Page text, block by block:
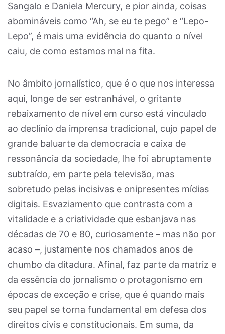
Sangalo e Daniela Mercury, e pior ainda, coisas
abomináveis como “Ah, se eu te pego” e “Lepo-
Lepo”, é mais uma evidência do quanto o nível
caiu, de como estamos mal na fita.
No âmbito jornalístico, que é o que nos interessa
aqui, longe de ser estranhável, o gritante
rebaixamento de nível em curso está vinculado
ao declínio da imprensa tradicional, cujo papel de
grande baluarte da democracia e caixa de
ressonância da sociedade, lhe foi abruptamente
subtraído, em parte pela televisão, mas
sobretudo pelas incisivas e onipresentes mídias
digitais. Esvaziamento que contrasta com a
vitalidade e a criatividade que esbanjava nas
décadas de 70 e 80, curiosamente – mas não por
acaso –, justamente nos chamados anos de
chumbo da ditadura. Afinal, faz parte da matriz e
da essência do jornalismo o protagonismo em
épocas de exceção e crise, que é quando mais
seu papel se torna fundamental em defesa dos
direitos civis e constitucionais. Em suma, da